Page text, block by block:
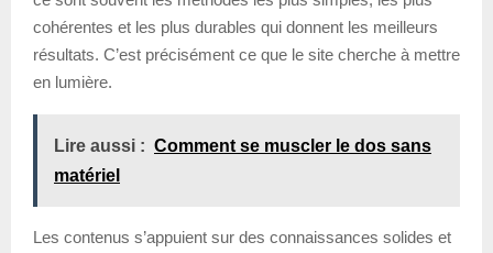
cohérentes et les plus durables qui donnent les meilleurs
résultats. C’est précisément ce que le site cherche à mettre
en lumière.
Lire aussi : Comment se muscler le dos sans
matériel
Les contenus s’appuient sur des connaissances solides et